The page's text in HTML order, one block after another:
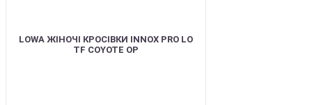
LOWA ЖІНОЧІ КРОСІВКИ INNOX PRO LO
TF COYOTE OP